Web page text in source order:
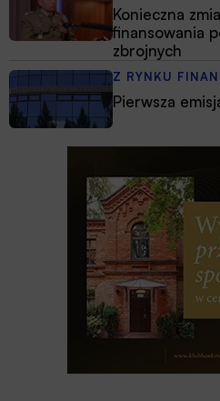
Konieczna
finansowania
zbrojnych
Z RYNKU
Pierwsza